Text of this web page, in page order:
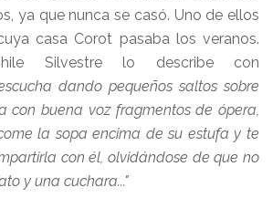
ya que nunca se casó. Uno de ellos
casa Corot pasaba los veranos.
Silvestre lo describe con
dando pequeños saltos sobre
con buena voz fragmentos de ópera,
la sopa encima de su estufa y te
con él, olvidándose de que no
y una cuchara..."